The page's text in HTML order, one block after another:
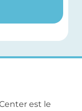
est le